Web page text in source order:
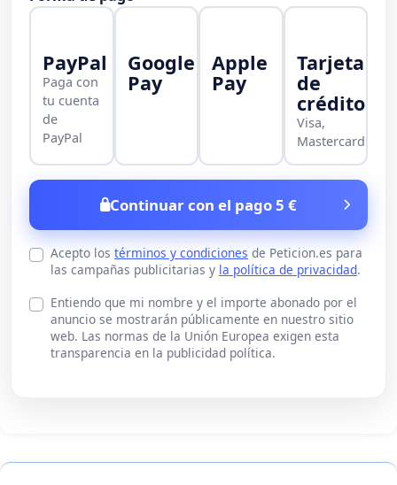
PayPal
Paga con
tu cuenta
de
PayPal
Google
Pay
Apple
Pay
Tarjeta
de
crédito
Visa,
Mastercard
Continuar con el pago 5 €
Acepto los términos y condiciones de Peticion.es para
las campañas publicitarias y la política de privacidad.
Entiendo que mi nombre y el importe abonado por el
anuncio se mostrarán públicamente en nuestro sitio
web. Las normas de la Unión Europea exigen esta
transparencia en la publicidad política.